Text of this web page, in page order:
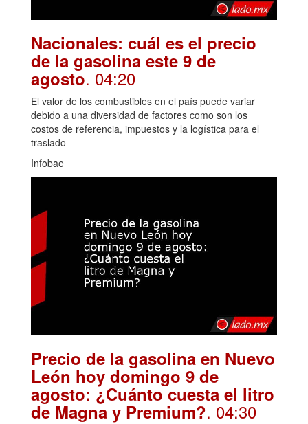
Nacionales: cuál es el precio
de la gasolina este 9 de
agosto. 04:20
El valor de los combustibles en el país puede variar
debido a una diversidad de factores como son los
costos de referencia, impuestos y la logística para el
traslado
Infobae
Precio de la gasolina en Nuevo
León hoy domingo 9 de
agosto: ¿Cuánto cuesta el litro
de Magna y Premium?. 04:30